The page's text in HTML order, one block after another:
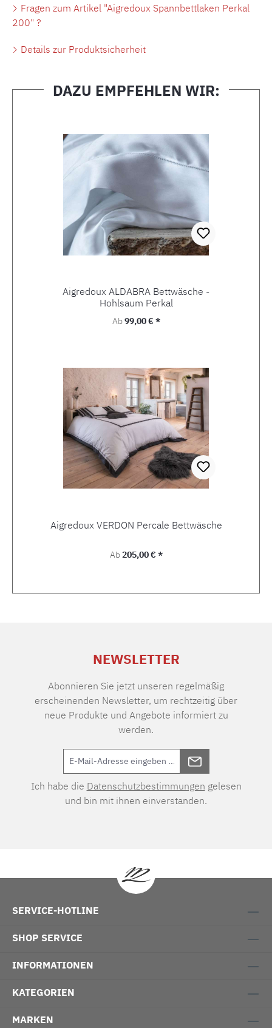
Fragen zum Artikel "Aigredoux Spannbettlaken Perkal
200" ?
Details zur Produktsicherheit
DAZU EMPFEHLEN WIR:
Aigredoux ALDABRA Bettwäsche -
Hohlsaum Perkal
Regulärer Preis:
Ab99,00 € *
Aigredoux VERDON Percale Bettwäsche
Regulärer Preis:
Ab205,00 € *
NEWSLETTER
Abonnieren Sie jetzt unseren regelmäßig
erscheinenden Newsletter, um rechtzeitig über
neue Produkte und Angebote informiert zu
werden.
Ich habe die Datenschutzbestimmungen gelesen
und bin mit ihnen einverstanden.
SERVICE-HOTLINE
SHOP SERVICE
INFORMATIONEN
KATEGORIEN
MARKEN